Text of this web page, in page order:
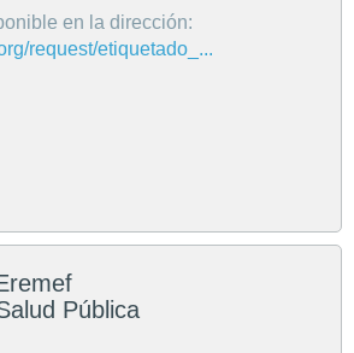
en la dirección:
request/etiquetado_...
Pública